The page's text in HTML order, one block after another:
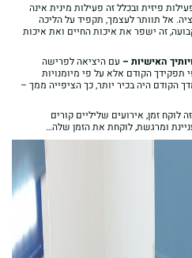
פיזית ובכלל זה פעילות מינית אינה
אל תוותר לעצמך, תקפיד על הליכה
זה ישפר את איכות החיים ואת איכות
האישיות – עם היציאה לפרישה
הקודם אלא על פי מיומנויות
הקודם היה בכיר יותר, כך הציפייה ממך –
זה לוקח זמן, אירועים שליליים קורים
ומרגשת, לוקחת את הזמן שלה…